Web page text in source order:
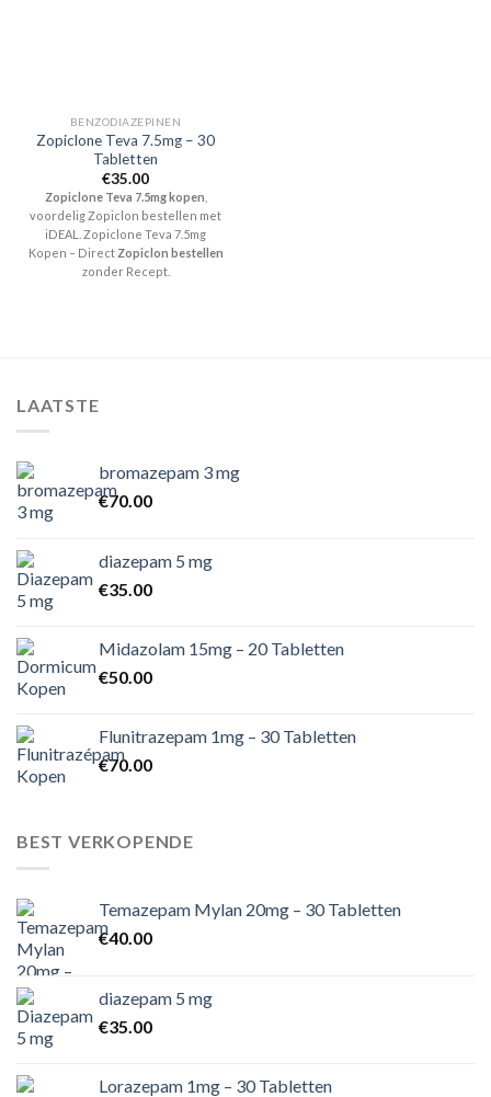
BENZODIAZEPINEN
Zopiclone Teva 7.5mg – 30
Tabletten
€35.00
Zopiclone Teva 7.5mg kopen
voordelig Zopiclon bestellen met
iDEAL. Zopiclone Teva 7.5mg
Kopen – Direct Zopiclon bestellen
zonder Recept.
LAATSTE
bromazepam 3 mg
€70.00
diazepam 5 mg
€35.00
Midazolam 15mg – 20 Tabletten
€50.00
Flunitrazepam 1mg – 30 Tabletten
€70.00
BEST VERKOPENDE
Temazepam Mylan 20mg – 30 Tabletten
€40.00
diazepam 5 mg
€35.00
Lorazepam 1mg – 30 Tabletten